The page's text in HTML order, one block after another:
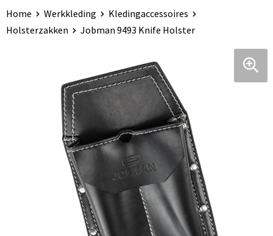
Home Werkkleding
Kledingaccessoires
Holsterzakken
Jobman 9493 Knife Holster